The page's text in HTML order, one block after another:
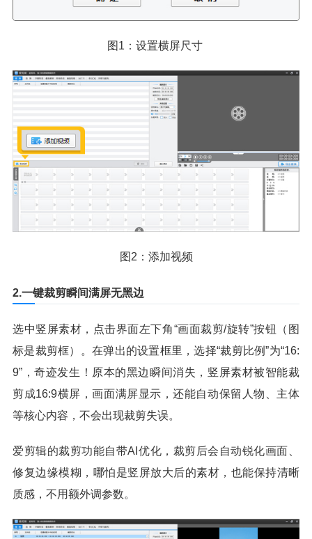
图1：设置横屏尺寸
图2：添加视频
2.一键裁剪瞬间满屏无黑边
选中竖屏素材，点击界面左下角“画面裁剪/旋转”按钮（图
标是裁剪框）。在弹出的设置框里，选择“裁剪比例”为“16:
9”，奇迹发生！原本的黑边瞬间消失，竖屏素材被智能裁
剪成16:9横屏，画面满屏显示，还能自动保留人物、主体
等核心内容，不会出现裁剪失误。
爱剪辑的裁剪功能自带AI优化，裁剪后会自动锐化画面、
修复边缘模糊，哪怕是竖屏放大后的素材，也能保持清晰
质感，不用额外调参数。